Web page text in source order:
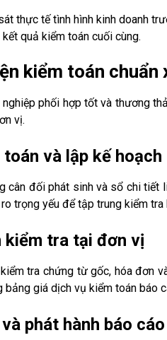
thực tế tình hình kinh doanh
quả kiểm toán cuối cùng.
kiểm toán
nghiệp phối hợp tốt và thương
vị.
và lập kế hoạch
cân đối phát sinh và sổ chi tiết
trọng yếu để tập trung kiểm tra
kiểm tra tại đơn vị
tra chứng từ gốc, hóa đơn
giá dịch vụ kiểm toán báo
phát hành báo cáo